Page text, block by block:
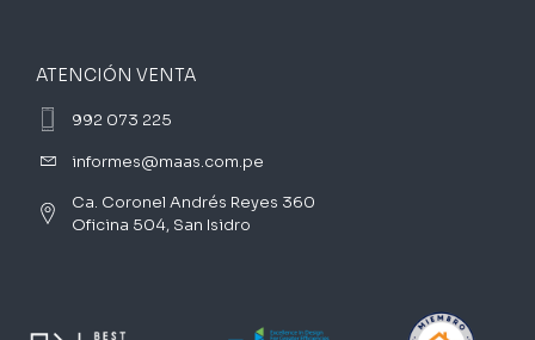
ATENCIÓN VENTA
992 073 225
informes@maas.com.pe
Ca. Coronel Andrés Reyes 360
Oficina 504, San Isidro